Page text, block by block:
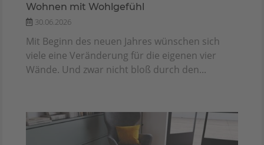
Wohnen mit Wohlgefühl
30.06.2026
Mit Beginn des neuen Jahres wünschen sich
viele eine Veränderung für die eigenen vier
Wände. Und zwar nicht bloß durch den...